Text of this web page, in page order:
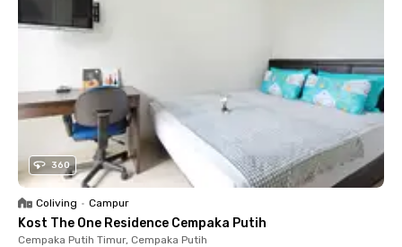
360
Coliving • Campur
Kost The One Residence Cempaka Putih
Cempaka Putih Timur, Cempaka Putih